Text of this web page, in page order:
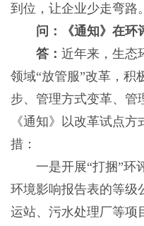
到位，让企业少走弯路。
问：《通知》在环
答： 近年来，生态
领域“放管服”改革，积
步、管理方式变革、管
《通知》以改革试点
措：
一是开展“打捆”环评
环境影响报告表的等级
运站、污水处理厂等项